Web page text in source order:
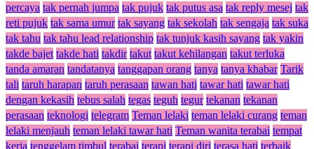
percaya tak pernah jumpa tak pujuk tak putus asa tak reply mesej tak
reti pujuk tak sama umur tak sayang tak sekolah tak sengaja tak suka
tak tahu tak tahu lead relationship tak tunjuk kasih sayang tak yakin
takde bajet takde hati takdir takut takut kehilangan takut terluka
tanda amaran tandatanya tanggapan orang tanya tanya khabar Tarik
tali taruh harapan taruh perasaan tawan hati tawar hati tawar hati
dengan kekasih tebus salah tegas teguh tegur tekanan tekanan
perasaan teknologi telegram Teman lelaki teman lelaki curang teman
lelaki menjauh teman lelaki tawar hati Teman wanita terabai tempat
kerja tenggelam timbul terabai terapi terapi diri terasa hati terbaik